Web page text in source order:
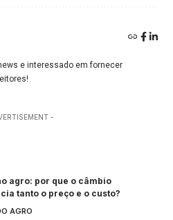
e interessado em fornecer
-
agro: por que o câmbio
tanto o preço e o custo?
AGRO